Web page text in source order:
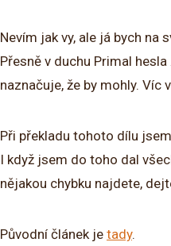
Nevím jak vy, ale já bych na
Přesně v duchu Primal hesla
naznačuje, že by mohly.
Při překladu tohoto dílu
I když jsem do toho dal
nějakou chybku najdete,
Původní článek je tady.